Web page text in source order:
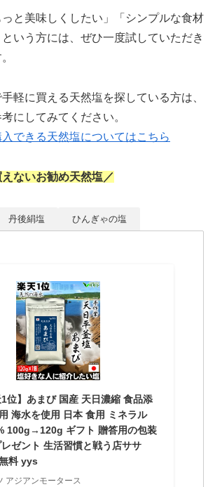
っと美味しくしたい」「シンプルな食材
いう方には、ぜひ一度試していただき
軽に買える天然塩を探している方は、
にしてみてください。
できる天然塩についてはこちら
ないお勧め天然塩／
丹後絹塩 ひんぎゃの塩
位】あまび 国産 天日濃縮 食品添
海水を使用 日本 食用 ミネラル
100g→120g ギフト 贈答用の包装
ゼント 生活習慣と戦う店ササ
料 yys
アジアンモータース